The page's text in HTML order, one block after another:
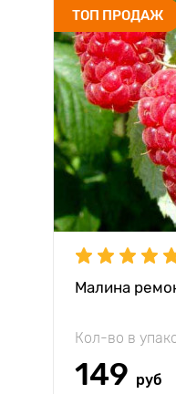
ТОП ПРОДАЖ
Малина
Кол-во в
149 руб